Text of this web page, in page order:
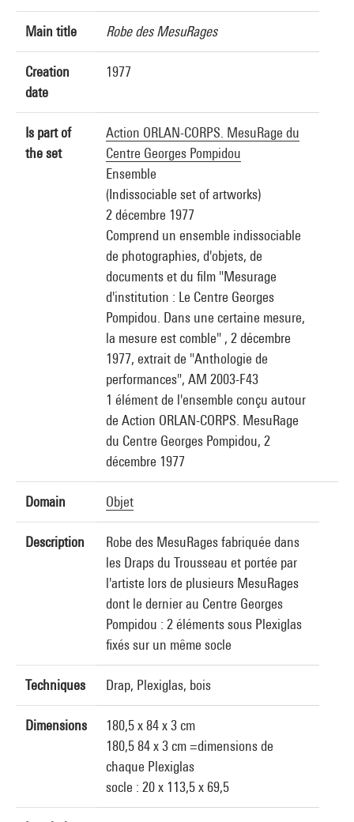
Main title Robe des MesuRages
Creation
date
1977
Is part of
the set
Action ORLAN-CORPS. MesuRage du
Centre Georges Pompidou
Ensemble
(Indissociable set of artworks)
2 décembre 1977
Comprend un ensemble indissociable
de photographies, d'objets, de
documents et du film "Mesurage
d'institution : Le Centre Georges
Pompidou. Dans une certaine mesure,
la mesure est comble" , 2 décembre
1977, extrait de "Anthologie de
performances", AM 2003-F43
1 élément de l'ensemble conçu autour
de Action ORLAN-CORPS. MesuRage
du Centre Georges Pompidou, 2
décembre 1977
Domain Objet
Description
Robe des MesuRages fabriquée dans
les Draps du Trousseau et portée par
l'artiste lors de plusieurs MesuRages
dont le dernier au Centre Georges
Pompidou : 2 éléments sous Plexiglas
fixés sur un même socle
Techniques Drap, Plexiglas, bois
Dimensions
180,5 x 84 x 3 cm
180,5 84 x 3 cm =dimensions de
chaque Plexiglas
socle : 20 x 113,5 x 69,5